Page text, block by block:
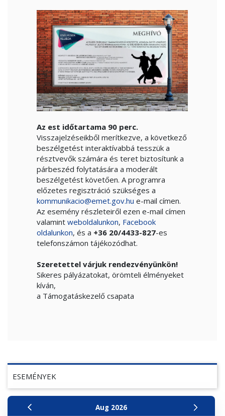
ESEMÉNYEK
Aug 2026
Az est időtartama 90 perc.
Visszajelzéseikből merítkezve, a következő
beszélgetést interaktívabbá tesszük a
résztvevők számára és teret biztosítunk a
párbeszéd folytatására a moderált
beszélgetést követően. A programra
előzetes regisztráció szükséges a
kommunikacio@emet.gov.hu e-mail címen.
Az esemény részleteiről ezen e-mail címen
valamint weboldalunkon, Facebook
oldalunkon, és a +36 20/4433-827-es
telefonszámon tájékozódhat.
Szeretettel várjuk rendezvényünkön!
Sikeres pályázatokat, örömteli élményeket
kíván,
a Támogatáskezelő csapata